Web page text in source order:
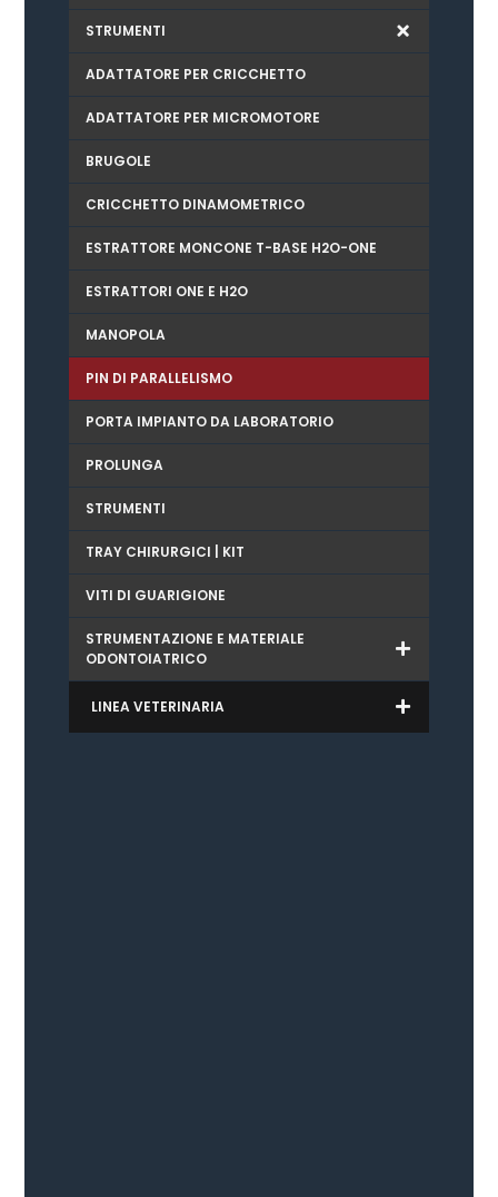
STRUMENTI
ADATTATORE PER CRICCHETTO
ADATTATORE PER MICROMOTORE
BRUGOLE
CRICCHETTO DINAMOMETRICO
ESTRATTORE MONCONE T-BASE H2O-ONE
ESTRATTORI ONE E H2O
MANOPOLA
PIN DI PARALLELISMO
PORTA IMPIANTO DA LABORATORIO
PROLUNGA
STRUMENTI
TRAY CHIRURGICI | KIT
VITI DI GUARIGIONE
STRUMENTAZIONE E MATERIALE
ODONTOIATRICO
LINEA VETERINARIA